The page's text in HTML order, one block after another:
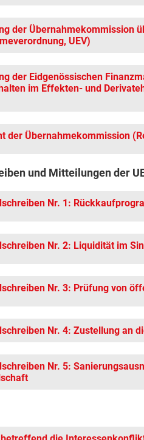
der Übernahmekommission
UEV)
der Eidgenössischen
im Effekten- und
der Übernahmekommission
und Mitteilungen der
Nr. 1:
Nr. 2: Liquidität im
Nr. 3: Prüfung von
Nr. 4: Zustellung an
Nr. 5: